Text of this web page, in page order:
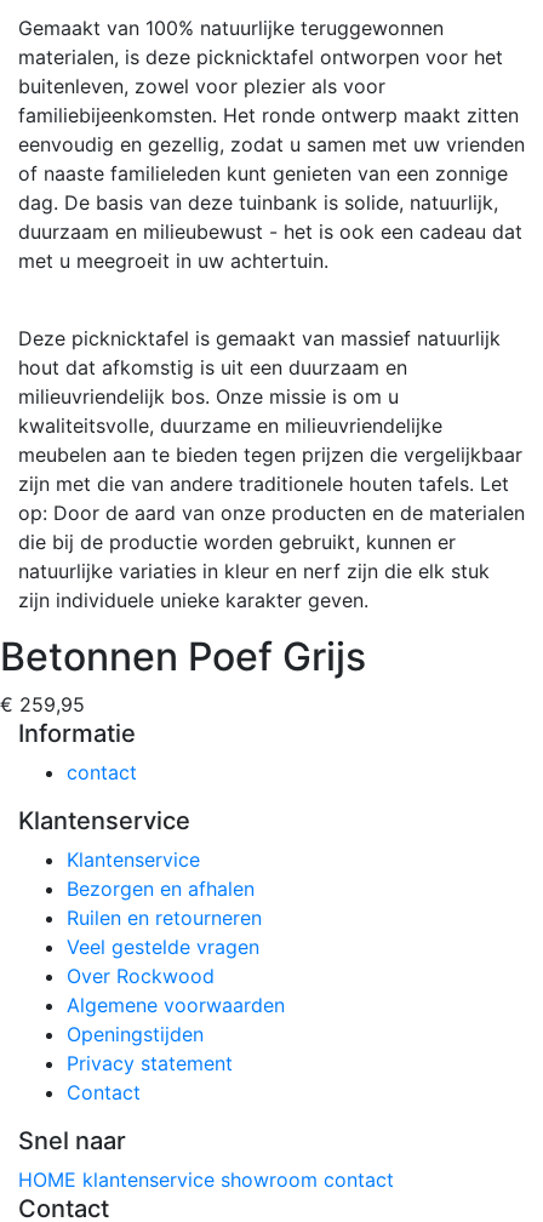
Gemaakt van 100% natuurlijke teruggewonnen
materialen, is deze picknicktafel ontworpen voor het
buitenleven, zowel voor plezier als voor
familiebijeenkomsten. Het ronde ontwerp maakt zitten
eenvoudig en gezellig, zodat u samen met uw vrienden
of naaste familieleden kunt genieten van een zonnige
dag. De basis van deze tuinbank is solide, natuurlijk,
duurzaam en milieubewust - het is ook een cadeau dat
met u meegroeit in uw achtertuin.
Deze picknicktafel is gemaakt van massief natuurlijk
hout dat afkomstig is uit een duurzaam en
milieuvriendelijk bos. Onze missie is om u
kwaliteitsvolle, duurzame en milieuvriendelijke
meubelen aan te bieden tegen prijzen die vergelijkbaar
zijn met die van andere traditionele houten tafels. Let
op: Door de aard van onze producten en de materialen
die bij de productie worden gebruikt, kunnen er
natuurlijke variaties in kleur en nerf zijn die elk stuk
zijn individuele unieke karakter geven.
Betonnen Poef Grijs
€ 259,95
Informatie
contact
Klantenservice
Klantenservice
Bezorgen en afhalen
Ruilen en retourneren
Veel gestelde vragen
Over Rockwood
Algemene voorwaarden
Openingstijden
Privacy statement
Contact
Snel naar
HOME klantenservice showroom contact
Contact